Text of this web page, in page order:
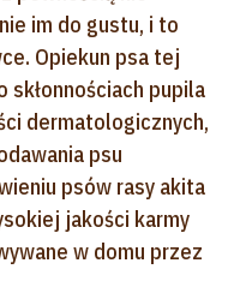
im do gustu, i to
Opiekun psa tej
skłonnościach pupila
dermatologicznych,
psu
psów rasy akita
jakości karmy
w domu przez